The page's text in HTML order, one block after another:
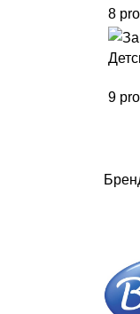
8
9